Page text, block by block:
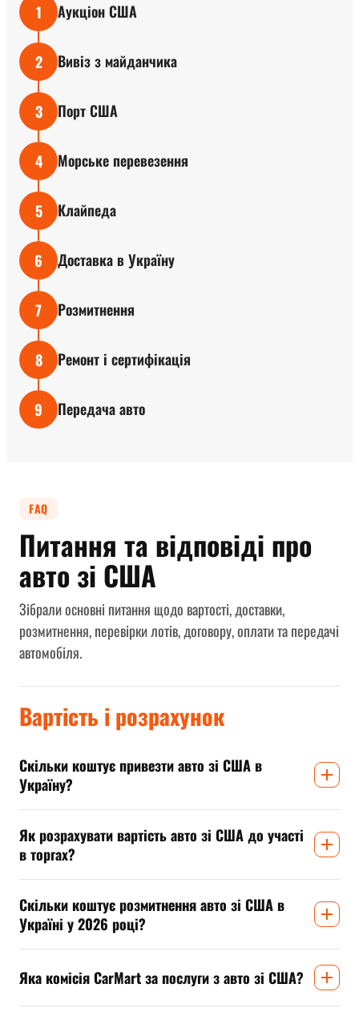
1 Аукціон США
2 Вивіз з майданчика
3 Порт США
4 Морське перевезення
5 Клайпеда
6 Доставка в Україну
7 Розмитнення
8 Ремонт і сертифікація
9 Передача авто
FAQ
Питання та відповіді про
авто зі США
Зібрали основні питання щодо вартості, доставки,
розмитнення, перевірки лотів, договору, оплати та передачі
автомобіля.
Вартість і розрахунок
Скільки коштує привезти авто зі США в
Україну?
Як розрахувати вартість авто зі США до участі
в торгах?
Скільки коштує розмитнення авто зі США в
Україні у 2026 році?
Яка комісія CarMart за послуги з авто зі США?